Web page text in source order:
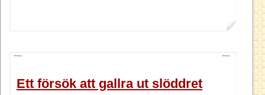
Ett försök att gallra ut slöddret